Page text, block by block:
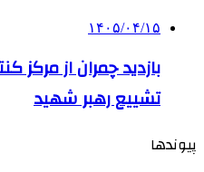
۱۴۰۵/۰۴/۱۵
بازدید چمران از مرکز
تشییع رهبر شهید
پیوندها